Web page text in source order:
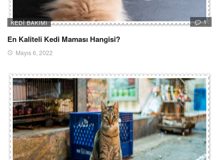
KEDI BAKIMI 1
En Kaliteli Kedi Maması Hangisi?
Mayıs 6, 2022